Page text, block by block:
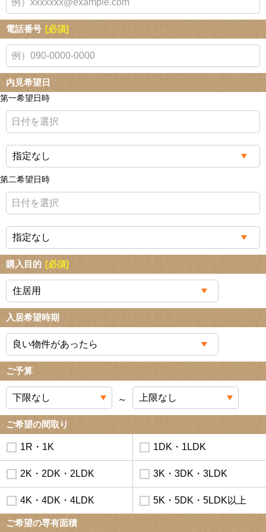
電話番号 [必須]
内見希望日
第一希望日時
第二希望日時
購入目的 [必須]
入居希望時期
ご予算
～
ご希望の間取り
1R・1K 1DK・1LDK
2K・2DK・2LDK 3K・3DK・3LDK
4K・4DK・4LDK 5K・5DK・5LDK以上
ご希望の専有面積